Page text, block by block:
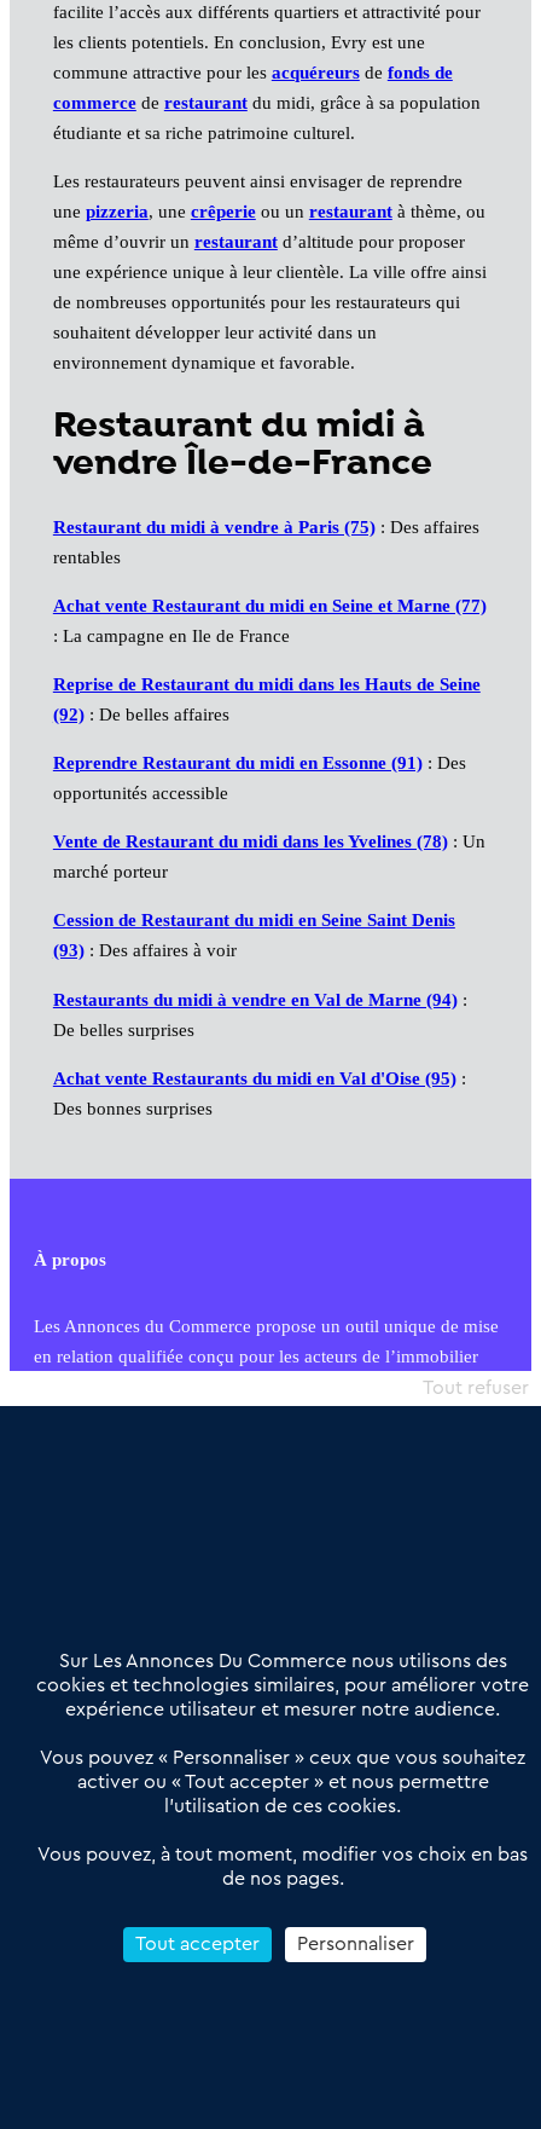
facilite l’accès aux différents quartiers et attractivité pour
les clients potentiels. En conclusion, Evry est une
commune attractive pour les acquéreursde fonds de
commercede restaurantdu midi, grâce à sa population
étudiante et sa riche patrimoine culturel.
Les restaurateurs peuvent ainsi envisager de reprendre
une pizzeria, une crêperieou un restaurantà thème, ou
même d’ouvrir un restaurantd’altitude pour proposer
une expérience unique à leur clientèle. La ville offre ainsi
de nombreuses opportunités pour les restaurateurs qui
souhaitent développer leur activité dans un
environnement dynamique et favorable.
Restaurant du midi à
vendre Île-de-France
Restaurant du midi à vendre à Paris (75): Des affaires
rentables
Achat vente Restaurant du midi en Seine et Marne (77)
: La campagne en Ile de France
Reprise de Restaurant du midi dans les Hauts de Seine
(92): De belles affaires
Reprendre Restaurant du midi en Essonne (91): Des
opportunités accessible
Vente de Restaurant du midi dans les Yvelines (78): Un
marché porteur
Cession de Restaurant du midi en Seine Saint Denis
(93): Des affaires à voir
Restaurants du midi à vendre en Val de Marne (94):
De belles surprises
Achat vente Restaurants du midi en Val d'Oise (95):
Des bonnes surprises
À propos
Les Annonces du Commerce propose un outil unique de mise
en relation qualifiée conçu pour les acteurs de l’immobilier
commercial et les collectivités territoriales, simple et intégrant
Offres Pro
Actualités
Qui sommes nous ?
Derniers articles
Réseau 3C : un partenaire national dédié aux transactions
Petitscommerces : Un partenariat au service du commerce de
proximité et des territoires
Reprendre un Restaurant Rapide
Sur Les Annonces Du Commerce nous utilisons des
cookies et technologies similaires, pour améliorer votre
expérience utilisateur et mesurer notre audience.
Vous pouvez « Personnaliser » ceux que vous souhaitez
activer ou « Tout accepter » et nous permettre
l’utilisation de ces cookies.
Vous pouvez, à tout moment, modifier vos choix en bas
de nos pages.
Tout accepter
Tout refuser
Personnaliser